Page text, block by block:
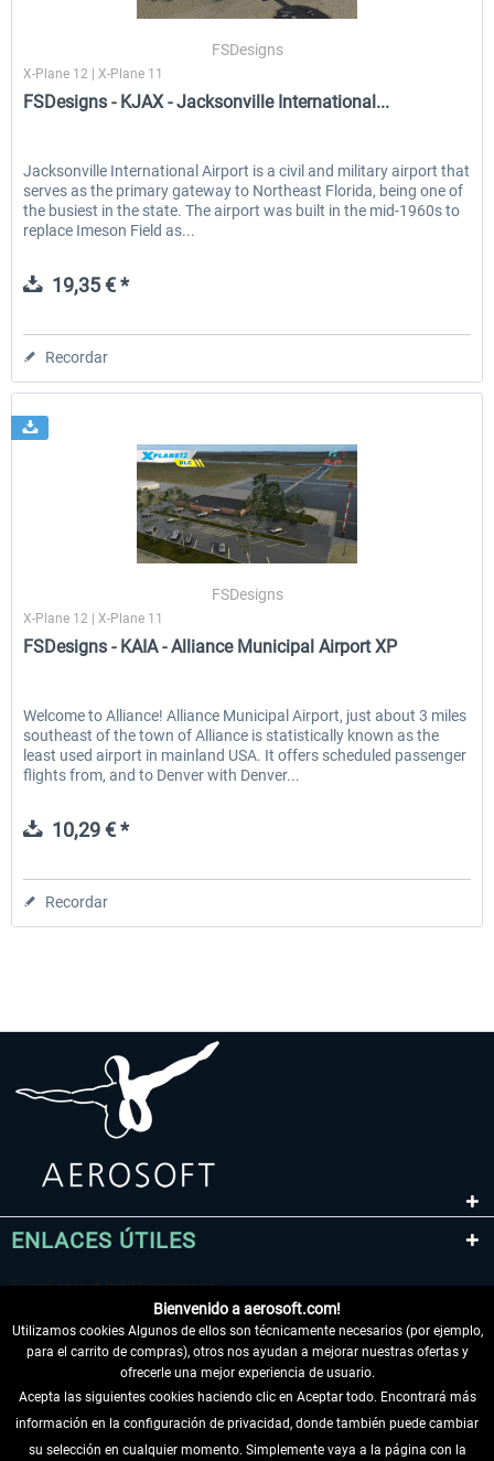
FSDesigns
X-Plane 12 | X-Plane 11
FSDesigns - KJAX - Jacksonville International...
Jacksonville International Airport is a civil and military airport that
serves as the primary gateway to Northeast Florida, being one of
the busiest in the state. The airport was built in the mid-1960s to
replace Imeson Field as...
19,35 € *
Recordar
FSDesigns
X-Plane 12 | X-Plane 11
FSDesigns - KAIA - Alliance Municipal Airport XP
Welcome to Alliance! Alliance Municipal Airport, just about 3 miles
southeast of the town of Alliance is statistically known as the
least used airport in mainland USA. It offers scheduled passenger
flights from, and to Denver with Denver...
10,29 € *
Recordar
ENLACES ÚTILES
DESISTIR DEL CONTRATO
Bienvenido a aerosoft.com!
Utilizamos cookies Algunos de ellos son técnicamente necesarios (por ejemplo,
para el carrito de compras), otros nos ayudan a mejorar nuestras ofertas y
ofrecerle una mejor experiencia de usuario.
Acepta las siguientes cookies haciendo clic en Aceptar todo. Encontrará más
información en la configuración de privacidad, donde también puede cambiar
su selección en cualquier momento. Simplemente vaya a la página con la